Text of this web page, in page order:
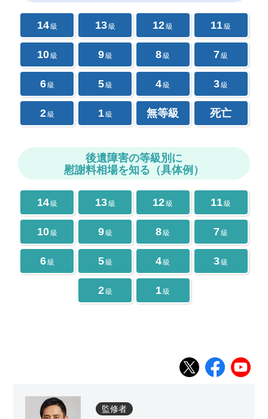
14級 13級 12級 11級
10級 9級 8級 7級
6級 5級 4級 3級
2級 1級 無等級 死亡
後遺障害の等級別に
慰謝料相場を知る（具体例）
14級 13級 12級 11級
10級 9級 8級 7級
6級 5級 4級 3級
2級 1級
監修者